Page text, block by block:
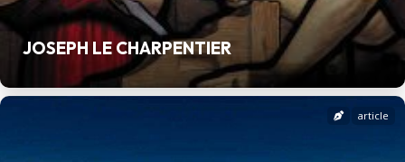
JOSEPH LE CHARPENTIER
article